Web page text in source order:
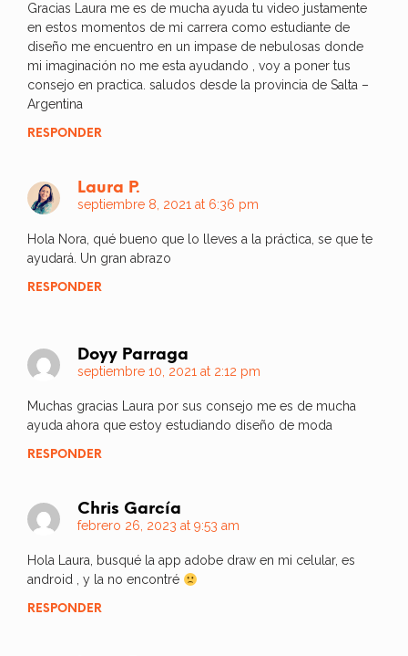
Gracias Laura me es de mucha ayuda tu video justamente
en estos momentos de mi carrera como estudiante de
diseño me encuentro en un impase de nebulosas donde
mi imaginación no me esta ayudando , voy a poner tus
consejo en practica. saludos desde la provincia de Salta –
Argentina
RESPONDER
Laura P.
septiembre 8, 2021 at 6:36 pm
Hola Nora, qué bueno que lo lleves a la práctica, se que te
ayudará. Un gran abrazo
RESPONDER
Doyy Parraga
septiembre 10, 2021 at 2:12 pm
Muchas gracias Laura por sus consejo me es de mucha
ayuda ahora que estoy estudiando diseño de moda
RESPONDER
Chris García
febrero 26, 2023 at 9:53 am
Hola Laura, busqué la app adobe draw en mi celular, es
android , y la no encontré
RESPONDER